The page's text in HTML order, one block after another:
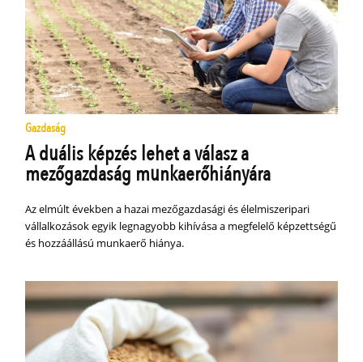
Gazdaság
A duális képzés lehet a válasz a
mezőgazdaság munkaerőhiányára
Az elmúlt években a hazai mezőgazdasági és élelmiszeripari
vállalkozások egyik legnagyobb kihívása a megfelelő képzettségű
és hozzáállású munkaerő hiánya.